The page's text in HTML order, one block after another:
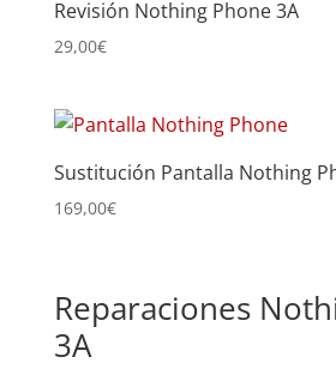
Revisión Nothing Phone 3A
29,00€
Sustitución Pantalla Nothing
169,00€
Reparaciones
3A